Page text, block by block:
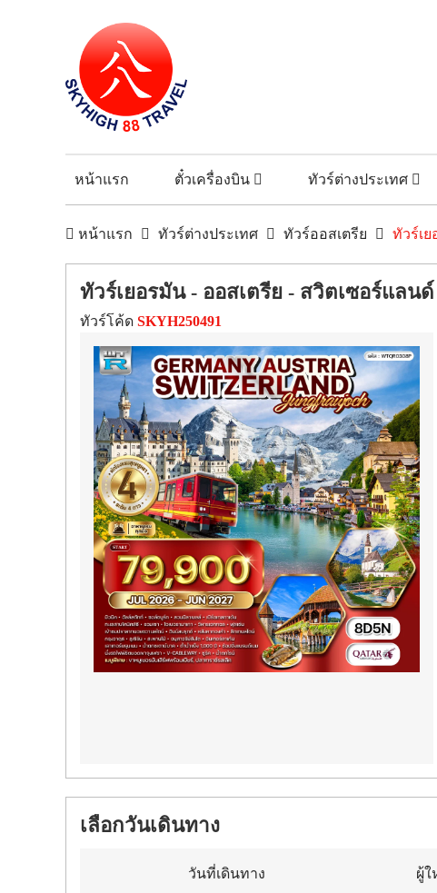
หน้าแรก ตั๋วเครื่องบิน ทัวร์ต่างประเทศ
หน้าแรก ทัวร์ต่างประเทศ ทัวร์ออสเตรีย ทัวร์เย
ทัวร์เยอรมัน - ออสเตรีย - สวิตเซอร์แลน
ทัวร์โค้ด SKYH250491
เลือกวันเดินทาง
วันที่เดินทาง ผู้